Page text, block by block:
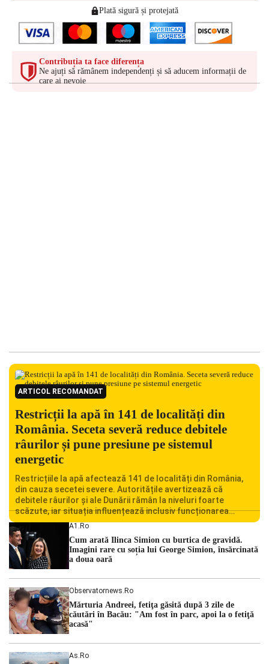
Plată sigură și protejată
Contribuția ta face diferența
Ne ajuți să rămânem independenți și să aducem informații de
care ai nevoie
ARTICOL RECOMANDAT
Restricții la apă în 141 de localități din
România. Seceta severă reduce debitele
râurilor și pune presiune pe sistemul
energetic
Restricțiile la apă afectează 141 de localități din România,
din cauza secetei severe. Autoritățile avertizează că
debitele râurilor și ale Dunării rămân la niveluri foarte
scăzute, iar situația influențează inclusiv funcționarea
Centralei Nucleare de la Cernavodă. România se confruntă
cu una dintre cele mai dificile perioade din punct de vedere
hidrologic din ultimii ani. Lipsa […]
A1.ro
Cum arată Ilinca Simion cu burtica de gravidă.
Imagini rare cu soția lui George Simion, însărcinată
a doua oară
Observatornews.ro
Mărturia Andreei, fetiţa găsită după 3 zile de
căutări în Bacău: "Am fost în parc, apoi la o fetiţă
acasă"
As.ro